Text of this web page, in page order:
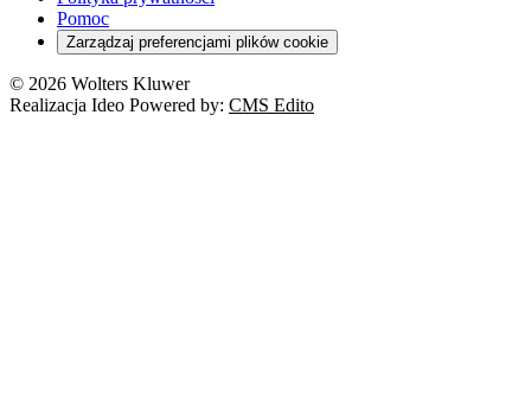
Pomoc
Zarządzaj preferencjami plików cookie
© 2026 Wolters Kluwer
Realizacja Ideo Powered by: CMS Edito